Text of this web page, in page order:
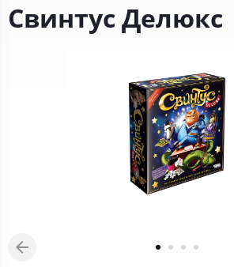
Свинтус Делюкс